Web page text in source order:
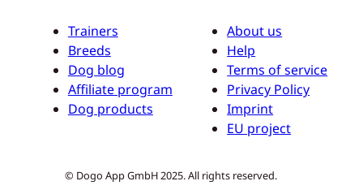
Trainers
Breeds
Dog blog
Affiliate program
Dog products
About us
Help
Terms of service
Privacy Policy
Imprint
EU project
© Dogo App GmbH 2025. All rights reserved.